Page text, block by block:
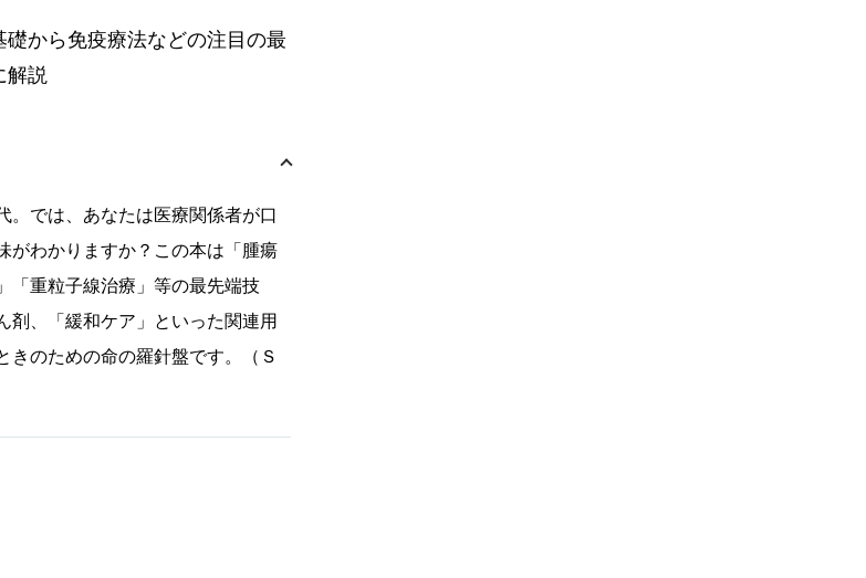
から免疫療法などの注目の最
解説
。では、あなたは医療関係者が口
がわかりますか？この本は「腫瘍
「重粒子線治療」等の最先端技
剤、「緩和ケア」といった関連用
きのための命の羅針盤です。（Ｓ